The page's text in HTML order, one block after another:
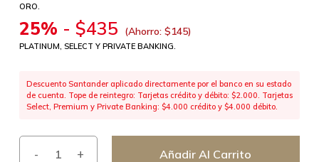
ORO.
25% - $435 (Ahorro: $145)
PLATINUM, SELECT Y PRIVATE BANKING.
Descuento Santander aplicado directamente por el banco en su estado
de cuenta. Tope de reintegro: Tarjetas crédito y débito: $2.000. Tarjetas
Select, Premium y Private Banking: $4.000 crédito y $4.000 débito.
Añadir Al Carrito